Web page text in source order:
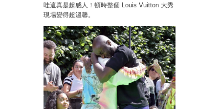
哇這真是超感人！頓時整個 Louis Vuitton 大秀
現場變得超溫馨。